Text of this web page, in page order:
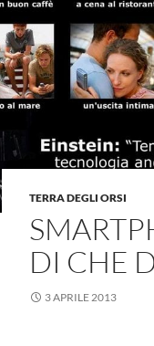
TERRA DEGLI ORSI
DI CHE
3 APRILE 2013